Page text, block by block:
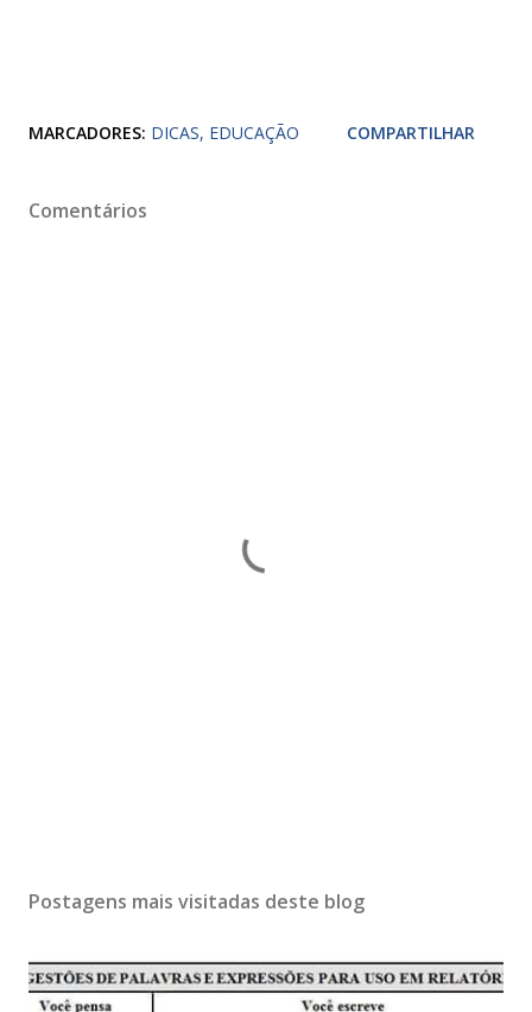
MARCADORES: DICAS EDUCAÇÃO COMPARTILHAR
Comentários
Postagens mais visitadas deste blog